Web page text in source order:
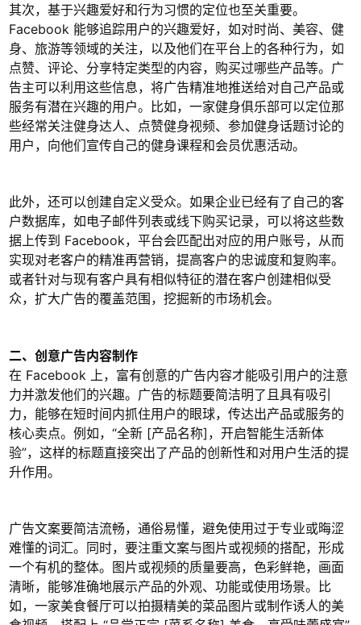
其次，基于兴趣爱好和行为习惯的定位也至关重要。
Facebook 能够追踪用户的兴趣爱好，如对时尚、美容、健
身、旅游等领域的关注，以及他们在平台上的各种行为，如
点赞、评论、分享特定类型的内容，购买过哪些产品等。广
告主可以利用这些信息，将广告精准地推送给对自己产品或
服务有潜在兴趣的用户。比如，一家健身俱乐部可以定位那
些经常关注健身达人、点赞健身视频、参加健身话题讨论的
用户，向他们宣传自己的健身课程和会员优惠活动。
此外，还可以创建自定义受众。如果企业已经有了自己的客
户数据库，如电子邮件列表或线下购买记录，可以将这些数
据上传到 Facebook，平台会匹配出对应的用户账号，从而
实现对老客户的精准再营销，提高客户的忠诚度和复购率。
或者针对与现有客户具有相似特征的潜在客户创建相似受
众，扩大广告的覆盖范围，挖掘新的市场机会。
二、创意广告内容制作
在 Facebook 上，富有创意的广告内容才能吸引用户的注意
力并激发他们的兴趣。广告的标题要简洁明了且具有吸引
力，能够在短时间内抓住用户的眼球，传达出产品或服务的
核心卖点。例如，“全新 [产品名称]，开启智能生活新体
验”，这样的标题直接突出了产品的创新性和对用户生活的提
升作用。
广告文案要简洁流畅，通俗易懂，避免使用过于专业或晦涩
难懂的词汇。同时，要注重文案与图片或视频的搭配，形成
一个有机的整体。图片或视频的质量要高，色彩鲜艳，画面
清晰，能够准确地展示产品的外观、功能或使用场景。比
如，一家美食餐厅可以拍摄精美的菜品图片或制作诱人的美